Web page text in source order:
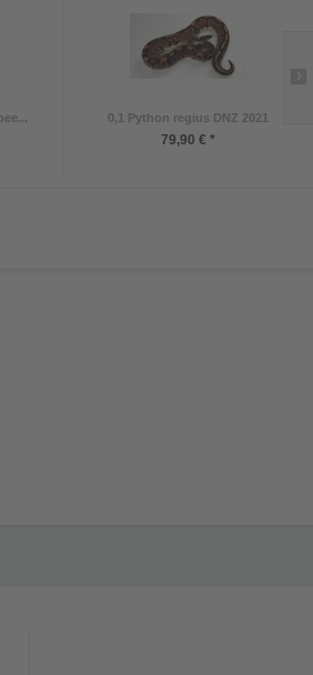
0,1 Python regius DNZ 2021
79,90 € *